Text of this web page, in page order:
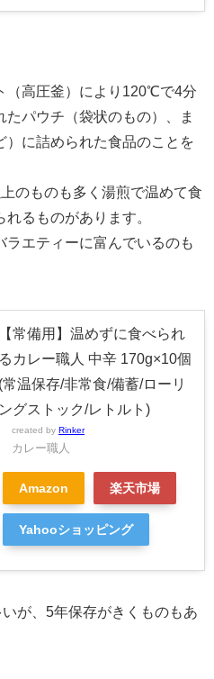
（高圧釜）により120℃で4分
パウチ（袋状のもの）、ま
）に詰められた食品のことを
のものも多く湯煎で温めて食
るものがあります。
ラエティーに富んでいるのも
【常備用】温めずに食べられ
るカレー職人 中辛 170g×10個
(常温保存/非常食/備蓄/ローリ
ングストック/レトルト)
created by Rinker
カレー職人
Amazon 楽天市場
Yahooショッピング
が、5年保存がきくものもあ